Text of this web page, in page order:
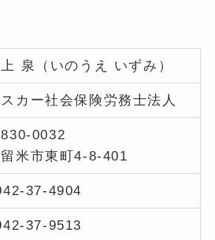
泉（いのうえ いずみ）
カー社会保険労務士法人
0032
米市東町4-8-401
37-4904
37-9513